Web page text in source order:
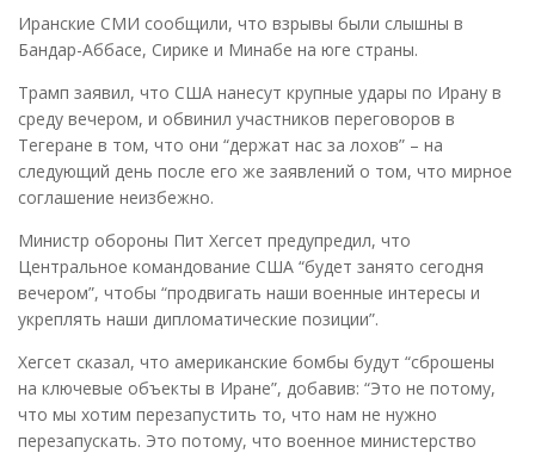
Иранские СМИ сообщили, что взрывы были слышны в
Бандар-Аббасе, Сирике и Минабе на юге страны.
Трамп заявил, что США нанесут крупные удары по Ирану в
среду вечером, и обвинил участников переговоров в
Тегеране в том, что они “держат нас за лохов” – на
следующий день после его же заявлений о том, что мирное
соглашение неизбежно.
Министр обороны Пит Хегсет предупредил, что
Центральное командование США “будет занято сегодня
вечером”, чтобы “продвигать наши военные интересы и
укреплять наши дипломатические позиции”.
Хегсет сказал, что американские бомбы будут “сброшены
на ключевые объекты в Иране”, добавив: “Это не потому,
что мы хотим перезапустить то, что нам не нужно
перезапускать. Это потому, что военное министерство